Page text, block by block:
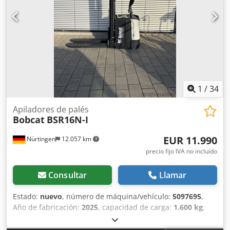
1 /34
Nürtingen 12.057 km
Apiladores de palés
Bobcat BSR16N-I
EUR 11.990
precio fijo IVA no incluído
Consultar Llamar
Estado: nuevo, número de máquina/vehículo: 5097695,
Año de fabricación: 2025, capacidad de carga: 1.600 kg,
4.620 mm, ascensor libre: